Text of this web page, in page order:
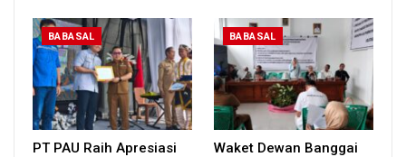
BABASAL
PT PAU Raih Apresiasi
BABASAL
Waket Dewan Banggai